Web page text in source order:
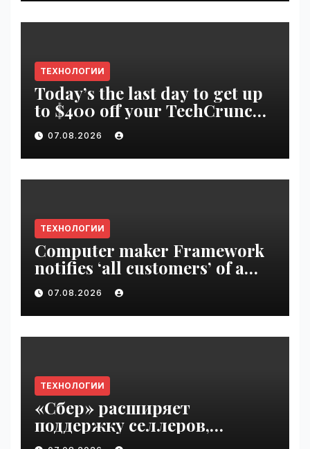
ТЕХНОЛОГИИ
Today’s the last day to get up
to $400 off your TechCrunch
Disrupt 2026 ticket |
VseTime.ru
07.08.2026
ТЕХНОЛОГИИ
Computer maker Framework
notifies ‘all customers’ of a
data breach | VseTime.ru
07.08.2026
ТЕХНОЛОГИИ
«Сбер» расширяет
поддержку селлеров,
пострадавших от